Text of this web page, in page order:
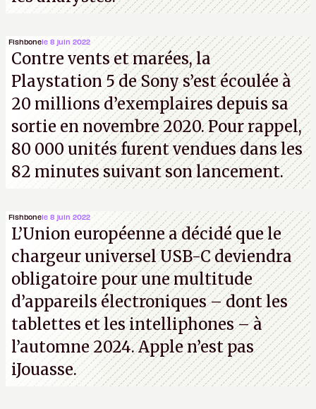
Fishbonele 8 juin 2022
Contre vents et marées, la
Playstation 5 de Sony s’est écoulée à
20 millions d’exemplaires depuis sa
sortie en novembre 2020. Pour rappel,
80 000 unités furent vendues dans les
82 minutes suivant son lancement.
Fishbonele 8 juin 2022
L’Union européenne a décidé que le
chargeur universel USB-C deviendra
obligatoire pour une multitude
d’appareils électroniques – dont les
tablettes et les intelliphones – à
l’automne 2024. Apple n’est pas
iJouasse.